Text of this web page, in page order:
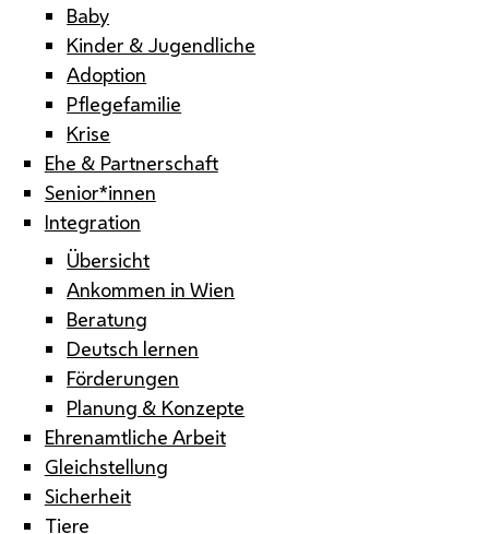
Baby
Kinder & Jugendliche
Adoption
Pflegefamilie
Krise
Ehe & Partnerschaft
Senior*innen
Integration
Übersicht
Ankommen in Wien
Beratung
Deutsch lernen
Förderungen
Planung & Konzepte
Ehrenamtliche Arbeit
Gleichstellung
Sicherheit
Tiere